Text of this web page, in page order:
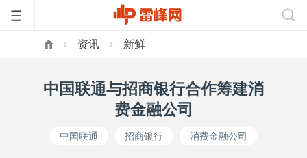
资讯 新鲜
中国联通与招商银行合作筹建消
费金融公司
中国联通 招商银行 消费金融公司